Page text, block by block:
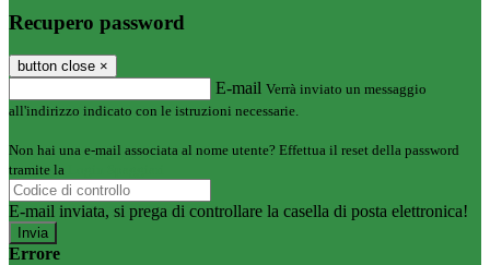
Recupero password
button close ×
E-mail Verrà inviato un messaggio
all'indirizzo indicato con le istruzioni necessarie.
Non hai una e-mail associata al nome utente? Effettua il reset della password
tramite la
E-mail inviata, si prega di controllare la casella di posta elettronica!
Errore